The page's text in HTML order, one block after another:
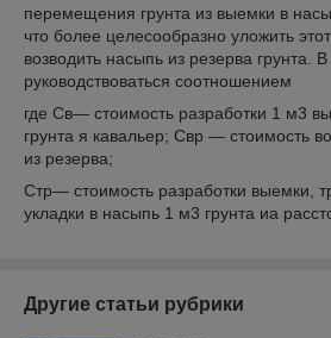
перемещения грунта из выемки в
что более целесообразно уложить
возводить насыпь из резерва грунта.
руководствоваться соотношением
где Св— стоимость разработки 1 м3
грунта я кавальер; Свр — стоимость
из резерва;
Стр— стоимость разработки выемки,
укладки в насыпь 1 м3 грунта иа
Другие статьи рубрики